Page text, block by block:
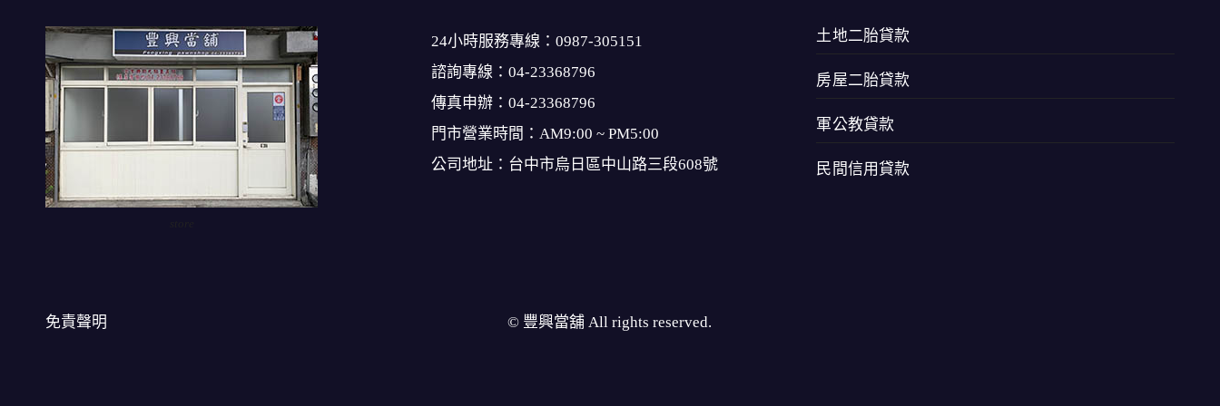
24小時服務專線： 0987-305151
諮詢專線： 04-23368796
傳真申辦：04-23368796
門市營業時間：AM9:00 ~ PM5:00
公司地址：台中市烏日區中山路三段608號
土地二胎貸款
房屋二胎貸款
軍公教貸款
民間信用貸款
免責聲明 © 豐興當舖 All rights reserved.